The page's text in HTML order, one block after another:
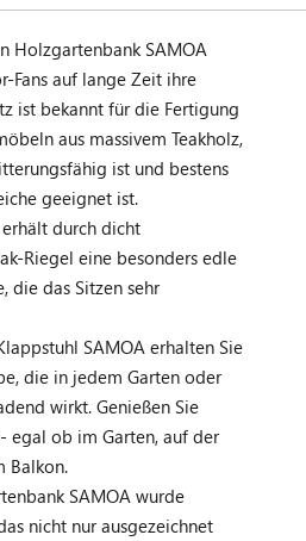
Holzgartenbank SAMOA
Fans auf lange Zeit ihre
ist bekannt für die Fertigung
aus massivem Teakholz,
ist und bestens
geeignet ist.
durch dicht
Riegel eine besonders edle
die das Sitzen sehr
SAMOA erhalten Sie
die in jedem Garten oder
wirkt. Genießen Sie
egal ob im Garten, auf der
Balkon.
SAMOA wurde
nicht nur ausgezeichnet